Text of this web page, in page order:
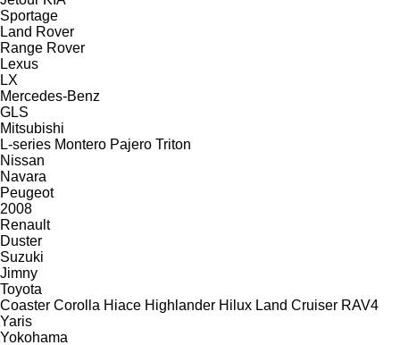
Sportage
Land Rover
Range Rover
Lexus
LX
Mercedes-Benz
GLS
Mitsubishi
L-series Montero Pajero Triton
Nissan
Navara
Peugeot
2008
Renault
Duster
Suzuki
Jimny
Toyota
Coaster Corolla Hiace Highlander Hilux Land Cruiser RAV4
Yaris
Yokohama